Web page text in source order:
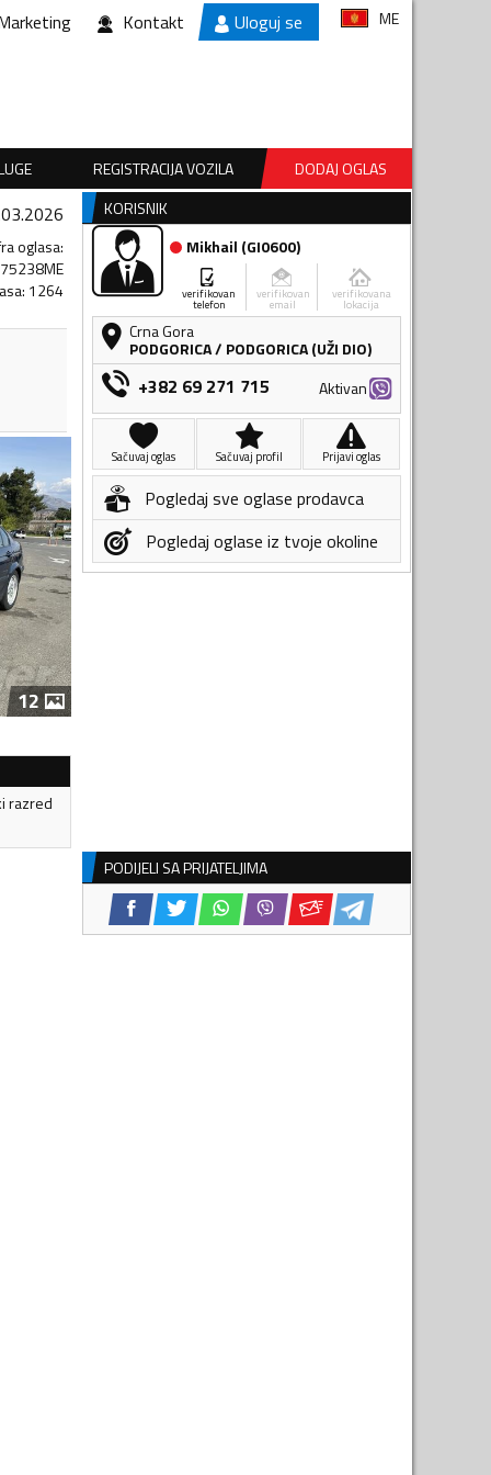
Kontakt Uloguj se ME
REGISTRACIJA VOZILA DODAJ OGLAS
oglasa:
: 1264
12
razred
KORISNIK
Mikhail (GI0600)
verifikovan
telefon
verifikovan
email
verifikovana
lokacija
Crna Gora
PODGORICA/ PODGORICA (UŽI DIO)
+382 69 271 715 Aktivan
Sačuvaj oglas Sačuvaj profil Prijavi oglas
Pogledaj sve oglase prodavca
Pogledaj oglase iz tvoje okoline
PODIJELI SA PRIJATELJIMA